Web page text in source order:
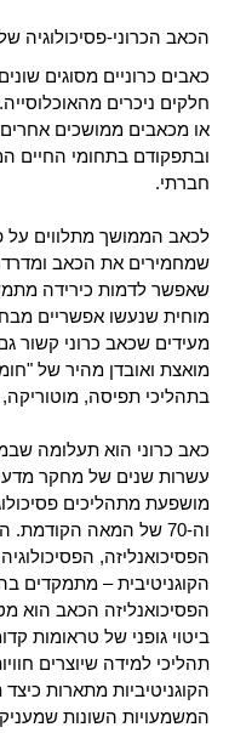
הכאב הכרוני-פסיכולוגיה
כאבים כרוניים מסוגים
חלקים ניכרים
או מכאבים ממושכים אחרים
ובתפקודם בתחומי החיים
חברתי.
לכאב הממושך מתלווים על
שמחמירים את הכאב
שאפשר לדמות כירידה
מוחית שנעשו אפשריים
מעידים שכאב כרוני קשור
מואצת ואובדן מהיר של
בתהליכי תפיסה, מוטוריקה,
כאב כרוני הוא תעלומה
עשרות שנים של מחקר
וה-70 של המאה
הפסיכואנליזה,
הקוגניטיבית – מתמקדים
הפסיכואנליזה הכאב הוא
ביטוי גופני של טראומות
תהליכי למידה שיוצרים
הקוגניטיביות מתארות
המשמעויות השונות